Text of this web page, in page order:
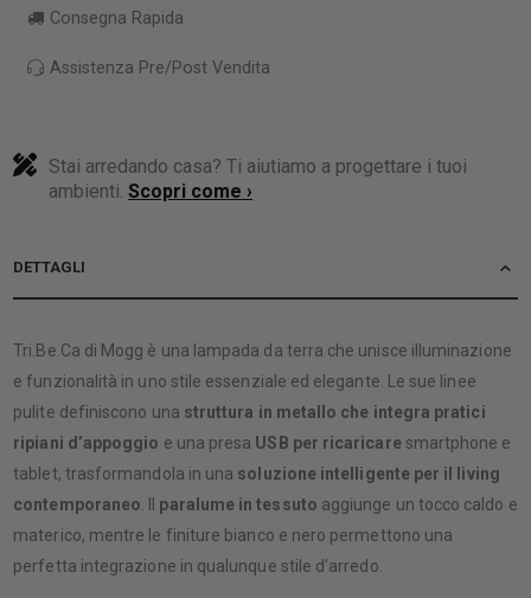
Consegna Rapida
Assistenza Pre/Post Vendita
Stai arredando casa? Ti aiutiamo a progettare i tuoi
ambienti.Scopri come ›
DETTAGLI
Tri.Be.Ca di Mogg è una lampada da terra che unisce illuminazione
e funzionalità in uno stile essenziale ed elegante. Le sue linee
pulite definiscono una struttura in metallo che integra pratici
ripiani d’appoggio e una presa USB per ricaricaresmartphone e
tablet, trasformandola in una soluzione intelligente per il living
contemporaneo
paralume in tessuto aggiunge un tocco caldo e
materico, mentre le finiture bianco e nero permettono una
perfetta integrazione in qualunque stile d’arredo.